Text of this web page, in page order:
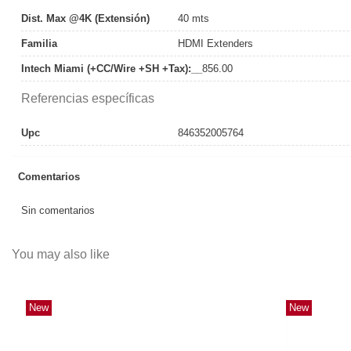
Dist. Max @4K (extensión) 40 mts
Familia HDMI Extenders
Intech Miami (+CC/Wire +SH +Tax):__ 856.00
Referencias específicas
Upc 846352005764
Comentarios
Sin comentarios
You may also like
New New